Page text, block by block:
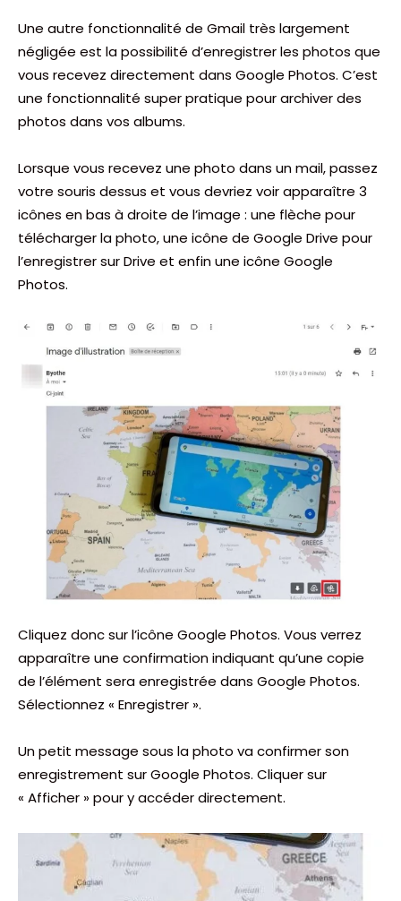
Une autre fonctionnalité de Gmail très largement
négligée est la possibilité d’enregistrer les photos que
vous recevez directement dans Google Photos. C’est
une fonctionnalité super pratique pour archiver des
photos dans vos albums.
Lorsque vous recevez une photo dans un mail, passez
votre souris dessus et vous devriez voir apparaître 3
icônes en bas à droite de l’image : une flèche pour
télécharger la photo, une icône de Google Drive pour
l’enregistrer sur Drive et enfin une icône Google
Photos.
Cliquez donc sur l’icône Google Photos. Vous verrez
apparaître une confirmation indiquant qu’une copie
de l’élément sera enregistrée dans Google Photos.
Sélectionnez « Enregistrer ».
Un petit message sous la photo va confirmer son
enregistrement sur Google Photos. Cliquer sur
« Afficher » pour y accéder directement.